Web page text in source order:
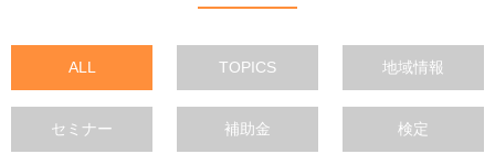
ALL TOPICS 地域情報
セミナー 補助金 検定